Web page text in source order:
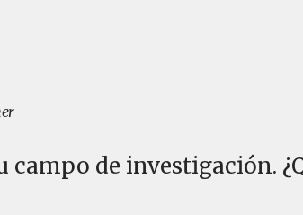
campo de investigación.